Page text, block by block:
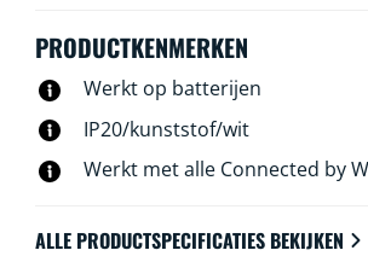
PRODUCTKENMERKEN
Werkt op batterijen
IP20/kunststof/wit
Werkt met alle Connected by
ALLE PRODUCTSPECIFICATIES BEKIJKEN